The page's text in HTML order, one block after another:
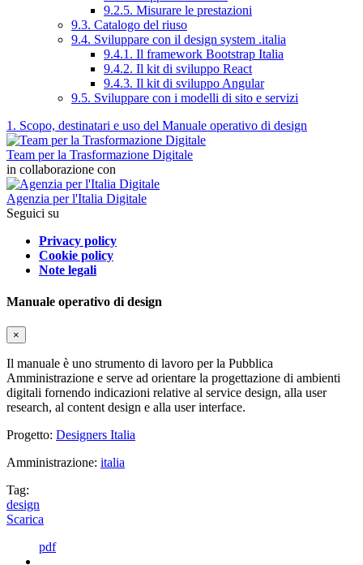
9.2.5. Misurare le prestazioni
9.3. Catalogo del riuso
9.4. Sviluppare con il design system .italia
9.4.1. Il framework Bootstrap Italia
9.4.2. Il kit di sviluppo React
9.4.3. Il kit di sviluppo Angular
9.5. Sviluppare con i modelli di sito e servizi
1. Scopo, destinatari e uso del Manuale operativo di design
Team per la Trasformazione Digitale
in collaborazione con
Agenzia per l'Italia Digitale
Seguici su
Privacy policy
Cookie policy
Note legali
Manuale operativo di design
×
Il manuale è uno strumento di lavoro per la Pubblica
Amministrazione e serve ad orientare la progettazione di ambienti
digitali fornendo indicazioni relative al service design, alla user
research, al content design e alla user interface.
Progetto: Designers Italia
Amministrazione: italia
Tag:
design
Scarica
pdf